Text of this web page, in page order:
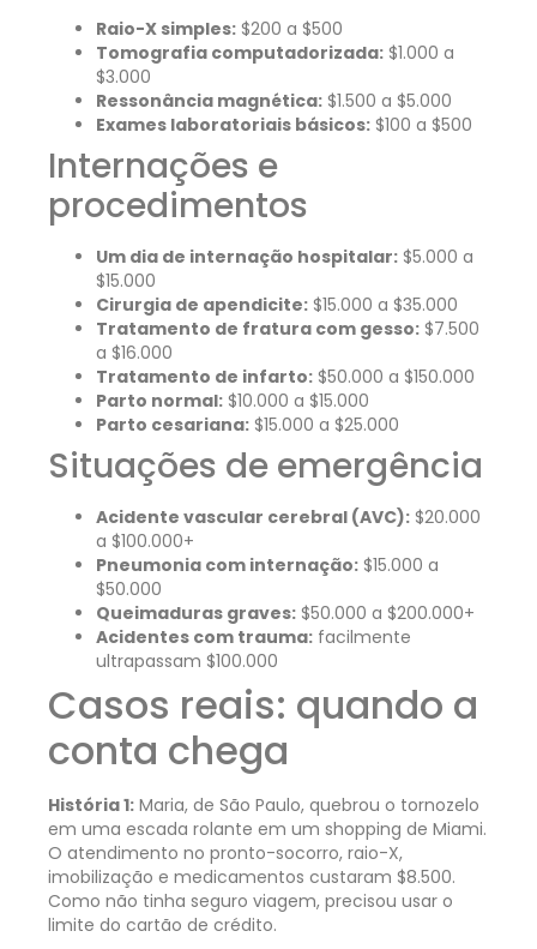
Raio-X simples: $200 a $500
Tomografia computadorizada: $1.000 a
$3.000
Ressonância magnética: $1.500 a $5.000
Exames laboratoriais básicos: $100 a $500
Internações e
procedimentos
Um dia de internação hospitalar: $5.000 a
$15.000
Cirurgia de apendicite: $15.000 a $35.000
Tratamento de fratura com gesso: $7.500
a $16.000
Tratamento de infarto: $50.000 a $150.000
Parto normal: $10.000 a $15.000
Parto cesariana: $15.000 a $25.000
Situações de emergência
Acidente vascular cerebral (AVC): $20.000
a $100.000+
Pneumonia com internação: $15.000 a
$50.000
Queimaduras graves: $50.000 a $200.000+
Acidentes com trauma: facilmente
ultrapassam $100.000
Casos reais: quando a
conta chega
História 1: Maria, de São Paulo, quebrou o tornozelo
em uma escada rolante em um shopping de Miami.
O atendimento no pronto-socorro, raio-X,
imobilização e medicamentos custaram $8.500.
Como não tinha seguro viagem, precisou usar o
limite do cartão de crédito.